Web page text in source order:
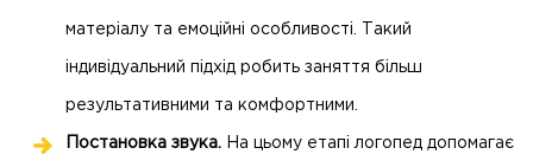
матеріалу та емоційні особливості. Такий
індивідуальний підхід робить заняття більш
результативними та комфортними.
Постановка звука. На цьому етапі логопед допомагає